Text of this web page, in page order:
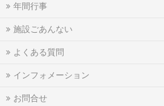
年間行事
施設ごあんない
よくある質問
インフォメーション
お問合せ